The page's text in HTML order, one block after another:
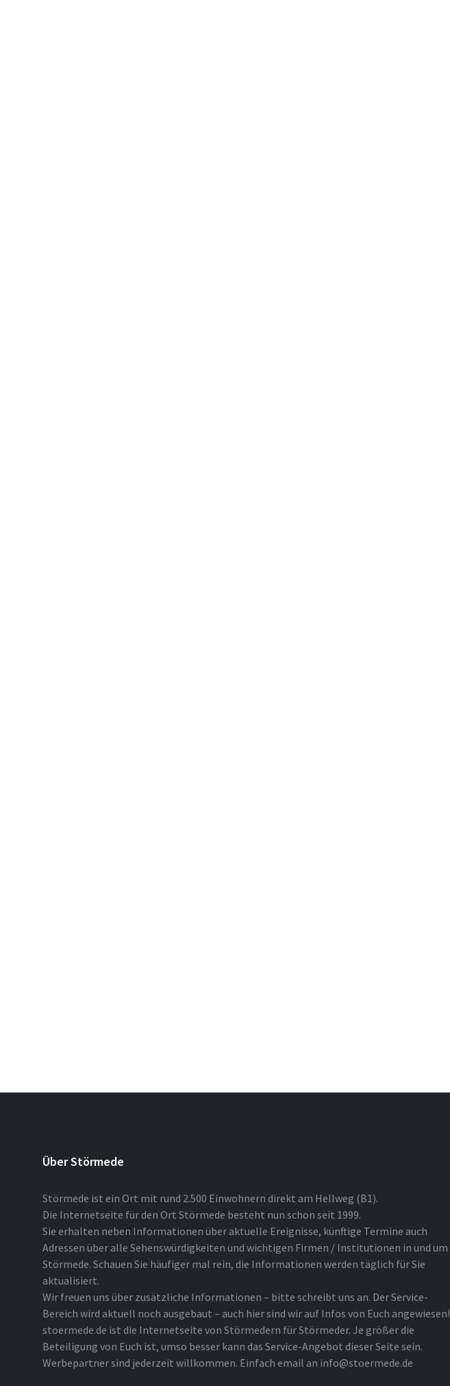
Über Störmede
Störmede ist ein Ort mit rund 2.500 Einwohnern direkt am Hellweg (B1).
Die Internetseite für den Ort Störmede besteht nun schon seit 1999.
Sie erhalten neben Informationen über aktuelle Ereignisse, künftige Termine auch
Adressen über alle Sehenswürdigkeiten und wichtigen Firmen / Institutionen in und um
Störmede. Schauen Sie häufiger mal rein, die Informationen werden täglich für Sie
aktualisiert.
Wir freuen uns über zusätzliche Informationen – bitte schreibt uns an. Der Service-
Bereich wird aktuell noch ausgebaut – auch hier sind wir auf Infos von Euch angewiesen!
stoermede.de ist die Internetseite von Störmedern für Störmeder. Je größer die
Beteiligung von Euch ist, umso besser kann das Service-Angebot dieser Seite sein.
Werbepartner sind jederzeit willkommen. Einfach email an info@stoermede.de